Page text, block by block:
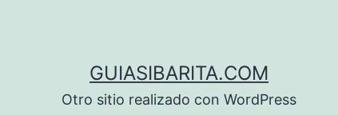
GUIASIBARITA.COM
Otro sitio realizado con WordPress